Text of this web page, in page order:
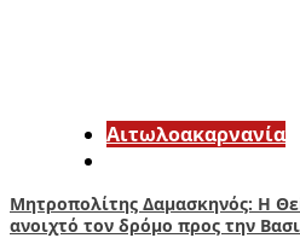
Αιτωλοακαρνανία
Μητροπολίτης Δαμασκηνός: Η
ανοιχτό τον δρόμο προς την